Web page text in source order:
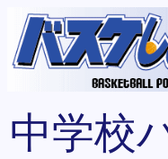
中学校